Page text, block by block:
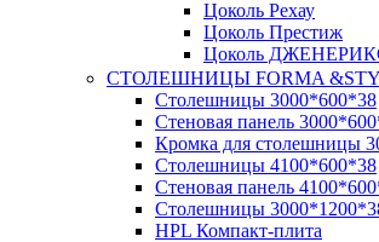
Цоколь Рехау
Цоколь Престиж
Цоколь
СТОЛЕШНИЦЫ FORMA
Столешницы 3000*600*38
Стеновая панель
Кромка для столешницы
Столешницы 4100*600*38
Стеновая панель
Столешницы
HPL Компакт-плита